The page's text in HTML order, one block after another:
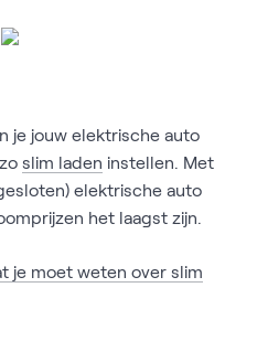
je jouw elektrische auto
slim laden instellen. Met
elektrische auto
het laagst zijn.
je moet weten over slim